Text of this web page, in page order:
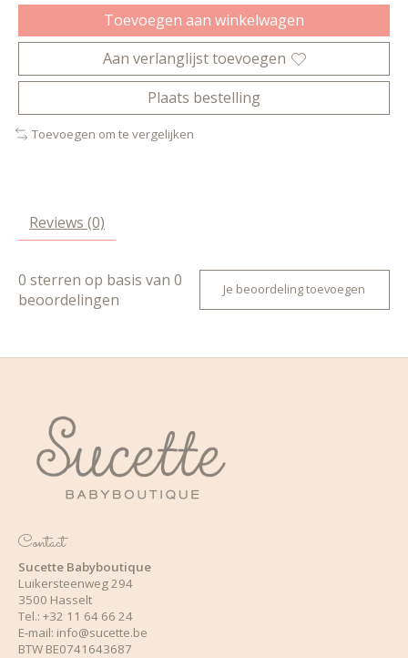
Toevoegen aan winkelwagen
Aan verlanglijst toevoegen
Plaats bestelling
Toevoegen om te vergelijken
Reviews (0)
0 sterren op basis van 0
beoordelingen
Je beoordeling toevoegen
Contact
Sucette Babyboutique
Luikersteenweg 294
3500 Hasselt
Tel.: +32 11 64 66 24
E-mail: info@sucette.be
BTW BE0741643687